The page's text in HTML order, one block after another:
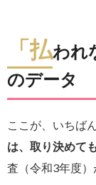
「払われ
のデータ
ここが、いちば
は、取り決めて
査（令和3年度）